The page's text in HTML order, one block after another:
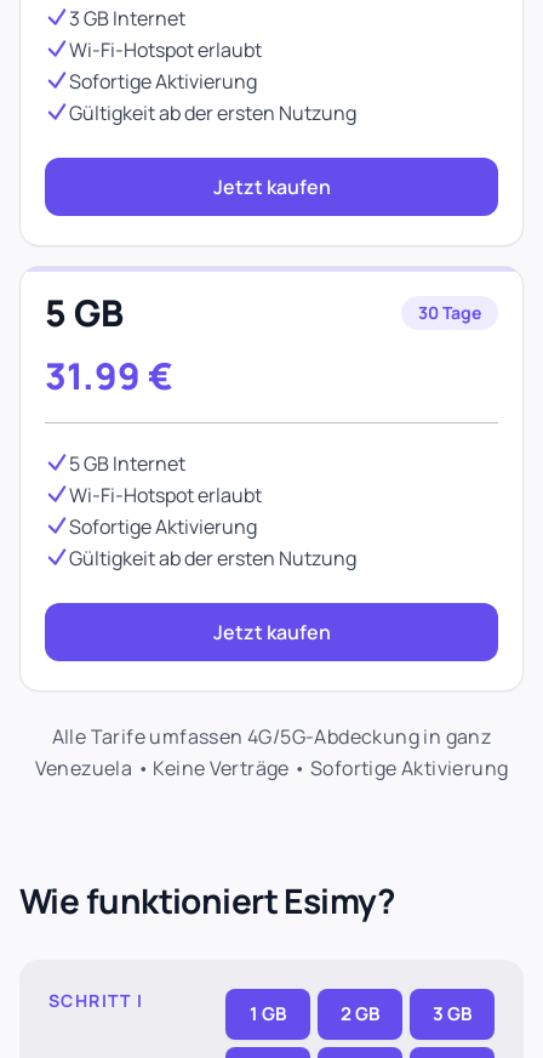
3 GB Internet
Wi-Fi-Hotspot erlaubt
Sofortige Aktivierung
Gültigkeit ab der ersten Nutzung
Jetzt kaufen
5 GB 30 Tage
31.99 €
5 GB Internet
Wi-Fi-Hotspot erlaubt
Sofortige Aktivierung
Gültigkeit ab der ersten Nutzung
Jetzt kaufen
Alle Tarife umfassen 4G/5G-Abdeckung in ganz
Venezuela • Keine Verträge • Sofortige Aktivierung
Wie funktioniert Esimy?
SCHRITT I
1 GB 2 GB 3 GB